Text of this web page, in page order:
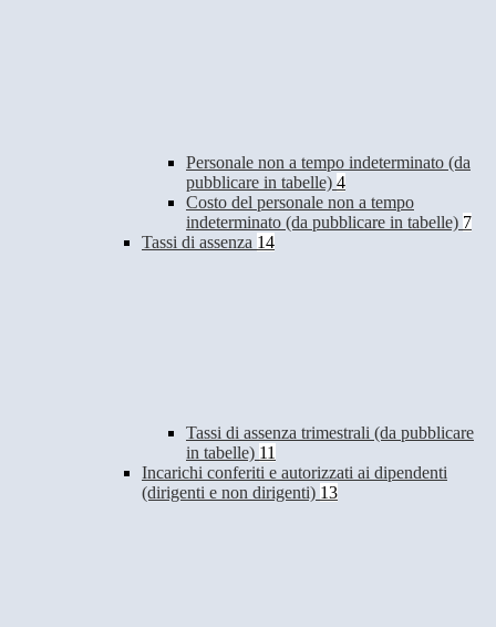
Personale non a tempo indeterminato (da
pubblicare in tabelle) 4
Costo del personale non a tempo
indeterminato (da pubblicare in tabelle) 7
Tassi di assenza 14
Tassi di assenza trimestrali (da pubblicare
in tabelle) 11
Incarichi conferiti e autorizzati ai dipendenti
(dirigenti e non dirigenti) 13